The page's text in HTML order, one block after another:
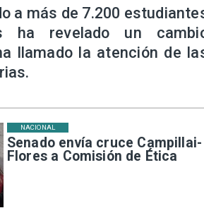
Senado envía cruce Campillai-
Flores a Comisión de Ética
NACIONAL
a más de 7.200
revelado un
llamado la atención de